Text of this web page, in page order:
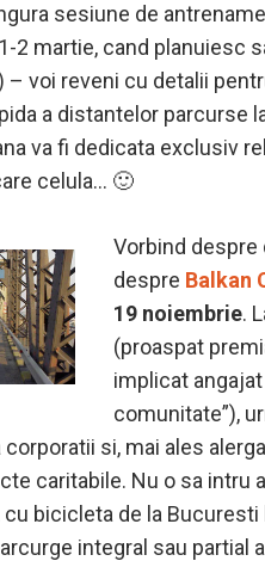
sesiune de
2 martie, cand planuiesc
– voi reveni cu detalii
a distantelor parcurse
va fi dedicata exclusiv
celula… 🙂
Vorbind despre
despre Balkan
19 noiembrie.
(proaspat
implicat
comunitate”),
corporatii si, mai ales
caritabile. Nu o sa intru
bicicleta de la
integral sau partial